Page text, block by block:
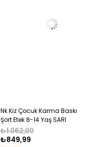
Nk Kız Çocuk Karma Baskı
Şort Etek 8-14 Yaş SARI
₺849,99
₺1.062,00